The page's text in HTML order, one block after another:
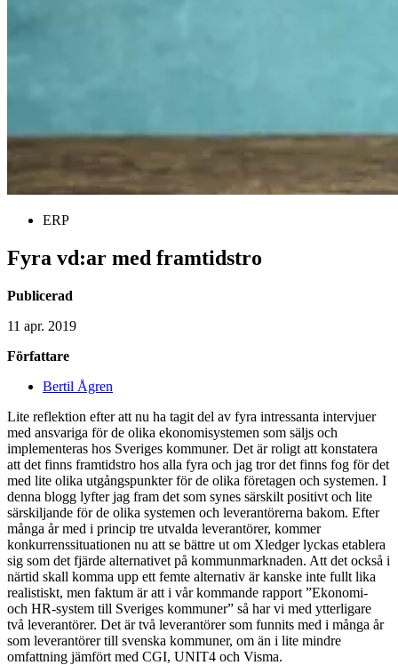
ERP
Fyra vd:ar med framtidstro
Publicerad
11 apr. 2019
Författare
Bertil Ågren
Lite reflektion efter att nu ha tagit del av fyra intressanta intervjuer
med ansvariga för de olika ekonomisystemen som säljs och
implementeras hos Sveriges kommuner. Det är roligt att konstatera
att det finns framtidstro hos alla fyra och jag tror det finns fog för det
med lite olika utgångspunkter för de olika företagen och systemen. I
denna blogg lyfter jag fram det som synes särskilt positivt och lite
särskiljande för de olika systemen och leverantörerna bakom. Efter
många år med i princip tre utvalda leverantörer, kommer
konkurrenssituationen nu att se bättre ut om Xledger lyckas etablera
sig som det fjärde alternativet på kommunmarknaden. Att det också i
närtid skall komma upp ett femte alternativ är kanske inte fullt lika
realistiskt, men faktum är att i vår kommande rapport ”Ekonomi-
och HR-system till Sveriges kommuner” så har vi med ytterligare
två leverantörer. Det är två leverantörer som funnits med i många år
som leverantörer till svenska kommuner, om än i lite mindre
omfattning jämfört med CGI, UNIT4 och Visma.